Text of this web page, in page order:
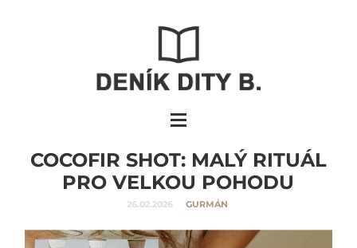
COCOFIR SHOT: MALÝ RITUÁL
PRO VELKOU POHODU
26.02.2026 GURMÁN